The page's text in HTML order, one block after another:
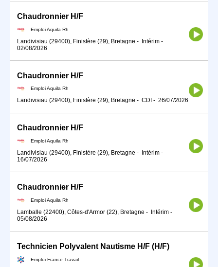
Chaudronnier H/F
Emploi Aquila Rh
Landivisiau (29400), Finistère (29), Bretagne - Intérim -
02/08/2026
Chaudronnier H/F
Emploi Aquila Rh
Landivisiau (29400), Finistère (29), Bretagne - CDI - 26/07/2026
Chaudronnier H/F
Emploi Aquila Rh
Landivisiau (29400), Finistère (29), Bretagne - Intérim -
16/07/2026
Chaudronnier H/F
Emploi Aquila Rh
Lamballe (22400), Côtes-d'Armor (22), Bretagne - Intérim -
05/08/2026
Technicien Polyvalent Nautisme H/F (H/F)
Emploi France Travail